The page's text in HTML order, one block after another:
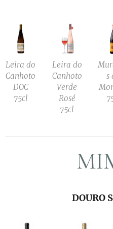
Leira do
Canhoto
DOC
75cl
Leira do
Canhoto
Verde
Rosé
75cl
s
DOURO